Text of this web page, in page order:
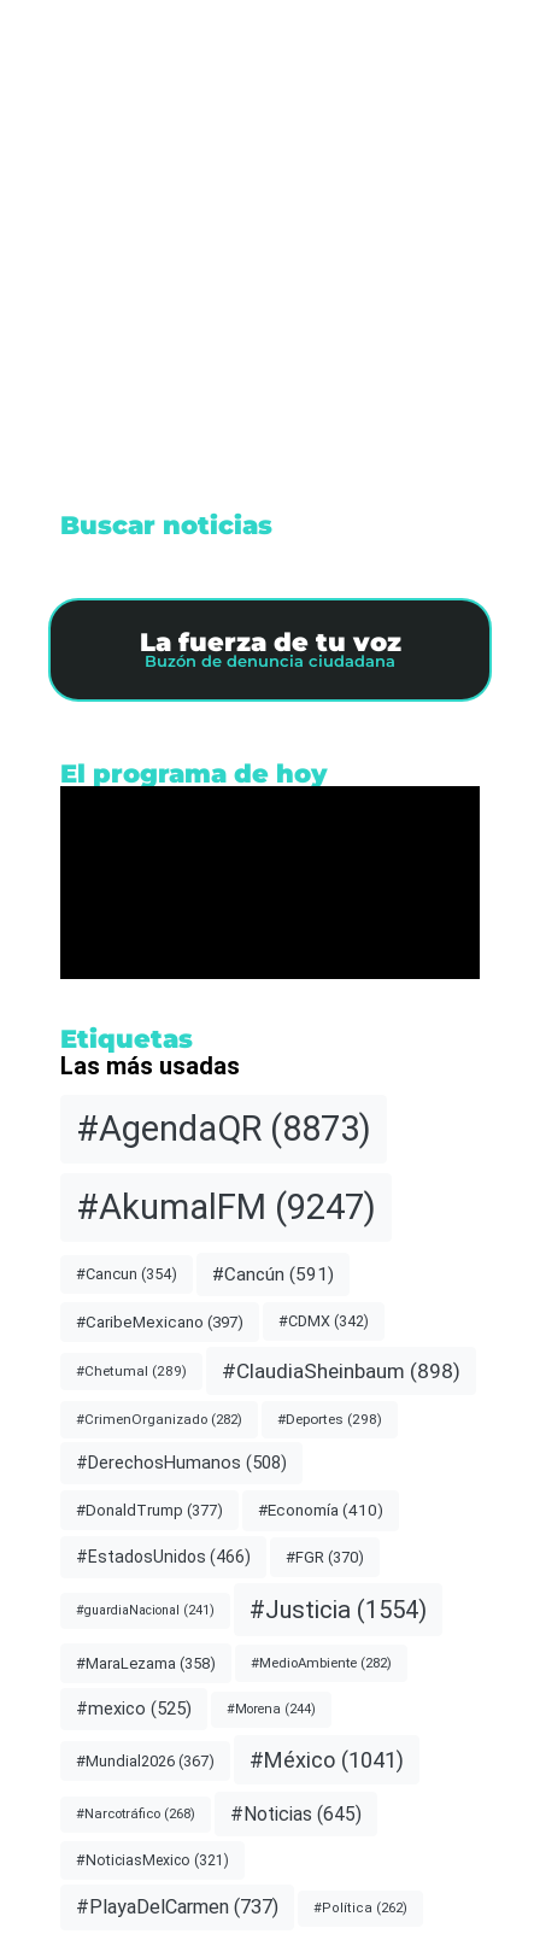
Buscar noticias
La fuerza de tu voz
Buzón de denuncia ciudadana
El programa de hoy
Etiquetas
Las más usadas
#AgendaQR (8873)
#AkumalFM (9247)
#Cancun (354) #Cancún (591)
#CaribeMexicano (397) #CDMX (342)
#Chetumal (289) #ClaudiaSheinbaum (898)
#CrimenOrganizado (282) #Deportes (298)
#DerechosHumanos (508)
#DonaldTrump (377) #Economía (410)
#EstadosUnidos (466) #FGR (370)
#guardiaNacional (241) #Justicia (1554)
#MaraLezama (358) #MedioAmbiente (282)
#mexico (525) #Morena (244)
#Mundial2026 (367) #México (1041)
#Narcotráfico (268) #Noticias (645)
#NoticiasMexico (321)
#PlayaDelCarmen (737) #Política (262)